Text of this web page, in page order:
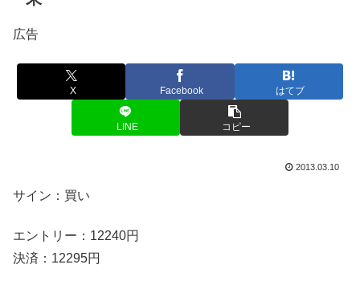
広告
X Facebook はてブ
LINE コピー
2013.03.10
サイン：買い
エントリー：12240円
決済：12295円